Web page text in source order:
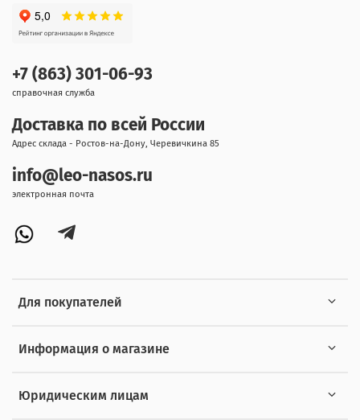
Для покупателей
Информация о магазине
Юридическим лицам
+7 (863) 301-06-93
справочная служба
Доставка по всей России
Адрес склада - Ростов-на-Дону, Черевичкина 85
info@leo-nasos.ru
электронная почта